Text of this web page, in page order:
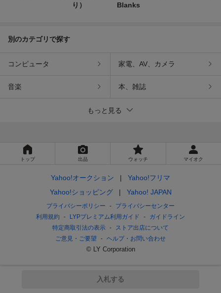
り）
Blanks
別のカテゴリで探す
コンピュータ 家電、AV、カメラ
音楽 本、雑誌
もっと見る
入札する
トップ 出品 ウォッチ マイオク
Yahoo!オークション
Yahoo!フリマ
Yahoo!ショッピング
Yahoo! JAPAN
プライバシーポリシー
プライバシーセンター
利用規約
LYPプレミアム利用ガイド
ガイドライン
特定商取引法の表示
ストア出店について
ご意見・ご要望
ヘルプ・お問い合わせ
© LY Corporation